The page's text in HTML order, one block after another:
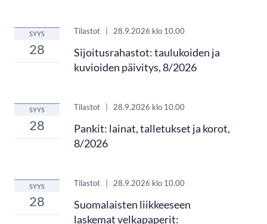
SYYS
28
Tilastot 28.9.2026 klo 10.00
Sijoitusrahastot: taulukoiden ja
kuvioiden päivitys, 8/2026
SYYS
28
Tilastot 28.9.2026 klo 10.00
Pankit: lainat, talletukset ja korot,
8/2026
SYYS
28
Tilastot 28.9.2026 klo 10.00
Suomalaisten liikkeeseen
laskemat velkapaperit: